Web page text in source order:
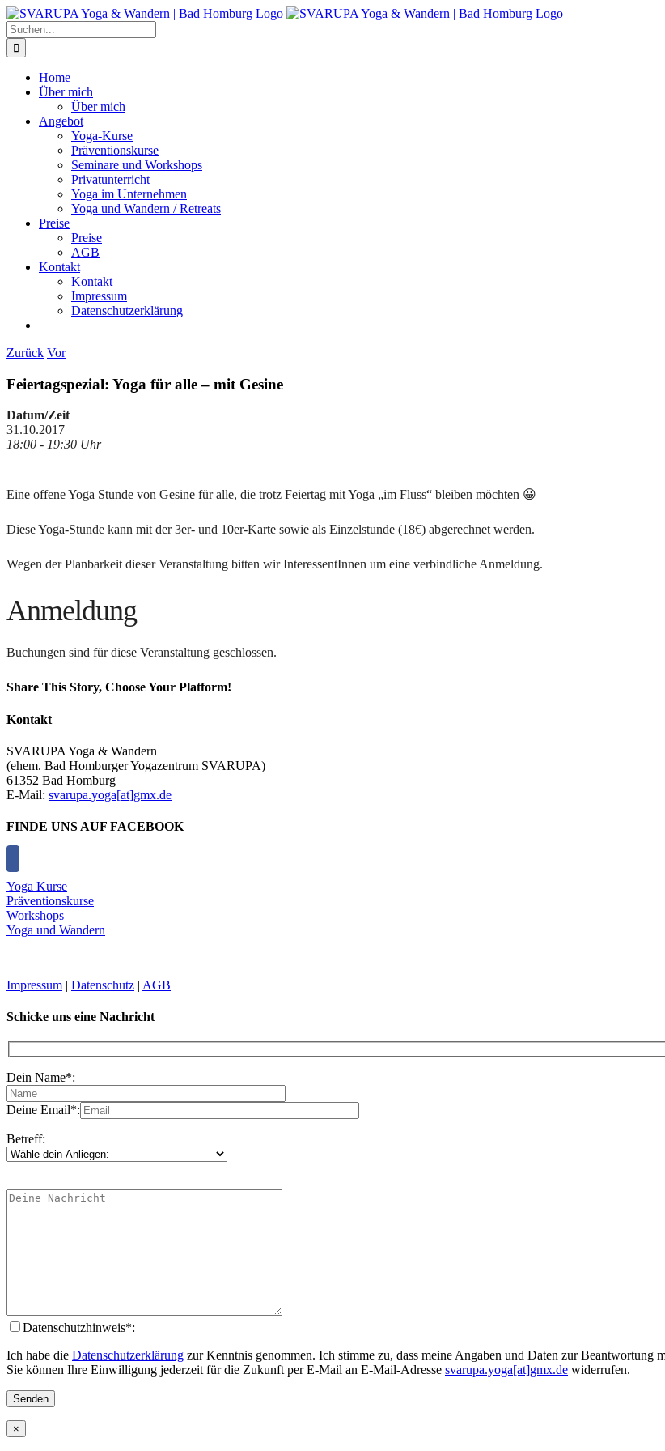
Zum
Inhalt
springen
Suche
nach:
Home
Über mich
Über mich
Angebot
Yoga-Kurse
Präventionskurse
Seminare und Workshops
Privatunterricht
Yoga im Unternehmen
Yoga und Wandern / Retreats
Preise
Preise
AGB
Kontakt
Kontakt
Impressum
Datenschutzerklärung
Zurück Vor
Feiertagspezial: Yoga für alle – mit Gesine
Datum/Zeit
31.10.2017
18:00 - 19:30 Uhr
Eine offene Yoga Stunde von Gesine für alle, die trotz Feiertag mit Yoga „im Fluss“ bleiben möchten 😀
Diese Yoga-Stunde kann mit der 3er- und 10er-Karte sowie als Einzelstunde (18€) abgerechnet werden.
Wegen der Planbarkeit dieser Veranstaltung bitten wir InteressentInnen um eine verbindliche Anmeldung.
Anmeldung
Buchungen sind für diese Veranstaltung geschlossen.
Share This Story, Choose Your Platform!
Facebook
X
Reddit
LinkedIn
Tumblr
Pinterest
Vk
E-
Kontakt
SVARUPA Yoga & Wandern
(ehem. Bad Homburger Yogazentrum SVARUPA)
61352 Bad Homburg
E-Mail: svarupa.yoga[at]gmx.de
FINDE UNS AUF FACEBOOK
Yoga Kurse
Präventionskurse
Workshops
Yoga und Wandern
Impressum | Datenschutz | AGB
Schicke uns eine Nachricht
Dein Name*:
Deine Email*:
Betreff:
Datenschutzhinweis*:
Ich habe die Datenschutzerklärung zur Kenntnis genommen. Ich stimme zu, dass meine Angaben und Daten zur Beantwortung
Sie können Ihre Einwilligung jederzeit für die Zukunft per E-Mail an E-Mail-Adresse svarupa.yoga[at]gmx.de widerrufen.
×